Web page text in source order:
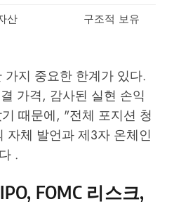
산 구조적 보유
지 중요한 한계가 있다.
가격, 감사된 실현 손익
때문에, "전체 포지션 청
자체 발언과 제3자 온체인
.
FOMC 리스크,